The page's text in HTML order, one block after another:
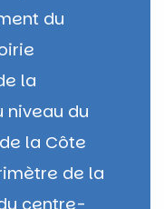
du
la
niveau du
la Côte
de la
centre-